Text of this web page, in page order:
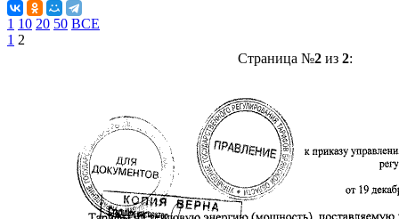
1 10 20 50 ВСЕ
1 2
Страница №2из 2: